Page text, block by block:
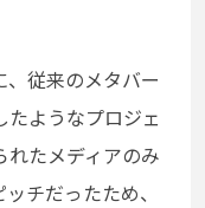
従来のメタバー
ようなプロジェ
れたメディアのみ
チだったため、